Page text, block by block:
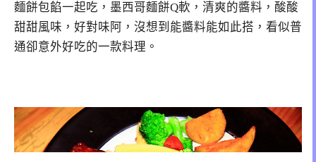
麵餅包餡一起吃，墨西哥麵餅Q軟，清爽的醬料，酸酸
甜甜風味，好對味阿，沒想到能醬料能如此搭，看似普
通卻意外好吃的一款料理。